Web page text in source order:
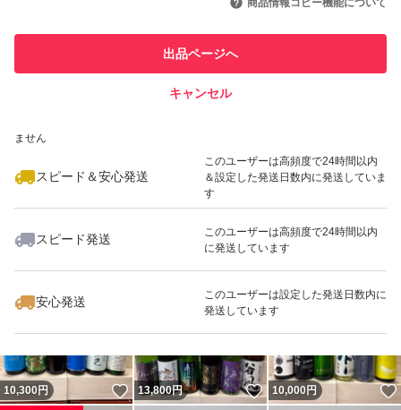
での取引実績があります
ません
スピード＆安心発送
このユーザーは高頻度で24時間以内
＆設定した発送日数内に発送していま
す
スピード発送
このユーザーは高頻度で24時間以内
に発送しています
安心発送
このユーザーは設定した発送日数内に
発送しています
商品情報コピー機能について
出品ページへ
キャンセル
いいね！
10,500
10,300円 いいね！
13,800円 いいね！
10,000円